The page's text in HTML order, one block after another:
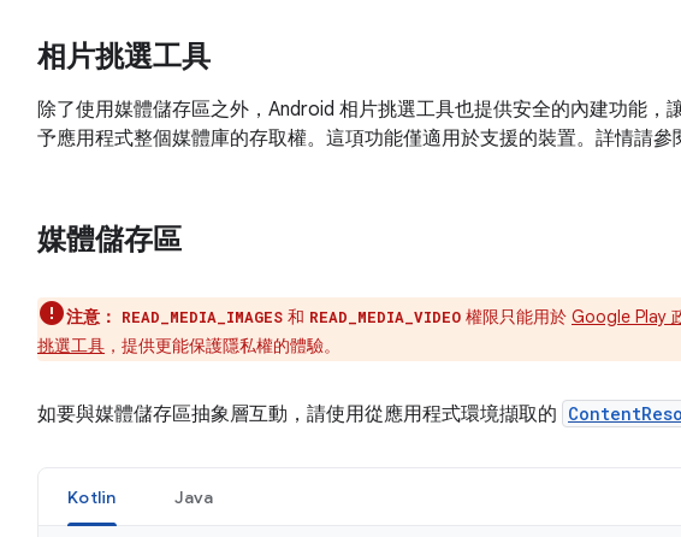
相片挑選工具
除了使用媒體儲存區之外，Android 相片挑選工具也提供安全的內建功能，
予應用程式整個媒體庫的存取權。這項功能僅適用於支援的裝置。詳情請參
媒體儲存區
注意： READ_MEDIA_IMAGES 和 READ_MEDIA_VIDEO 權限只能用於 Google Play
挑選工具 ，提供更能保護隱私權的體驗。
如要與媒體儲存區抽象層互動，請使用從應用程式環境擷取的
Kotlin Java